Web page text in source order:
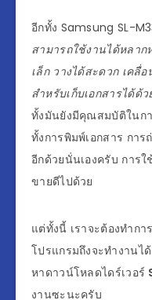
อีกทั้ง Samsung SL-
สามารถใช้งานได้หลา
เล็ก วางได้สะดวก เคลื่
สำหรับเก็บเอกสารได้ด้ว
ทั้งมันยังมีคุณสมบัติในก
ทั้งการพิมพ์เอกสาร การ
อีกด้วยนั่นเองครับ การ
ขายดีไปด้วย
แต่ทั้งนี้ เราจะต้องทำก
โปรแกรมถึงจะทำงาน
หาดาวน์โหลดไดร์เวอร์
งานซะนะครับ